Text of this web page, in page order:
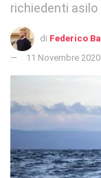
richiedenti asilo
di Federico
11 Novembre 2020